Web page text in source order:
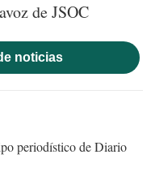
de JSOC
noticias
periodístico de Diario